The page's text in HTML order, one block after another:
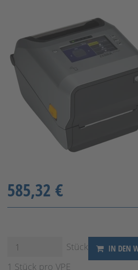
585,32 €
Stück IN DEN
1 Stück pro VPE